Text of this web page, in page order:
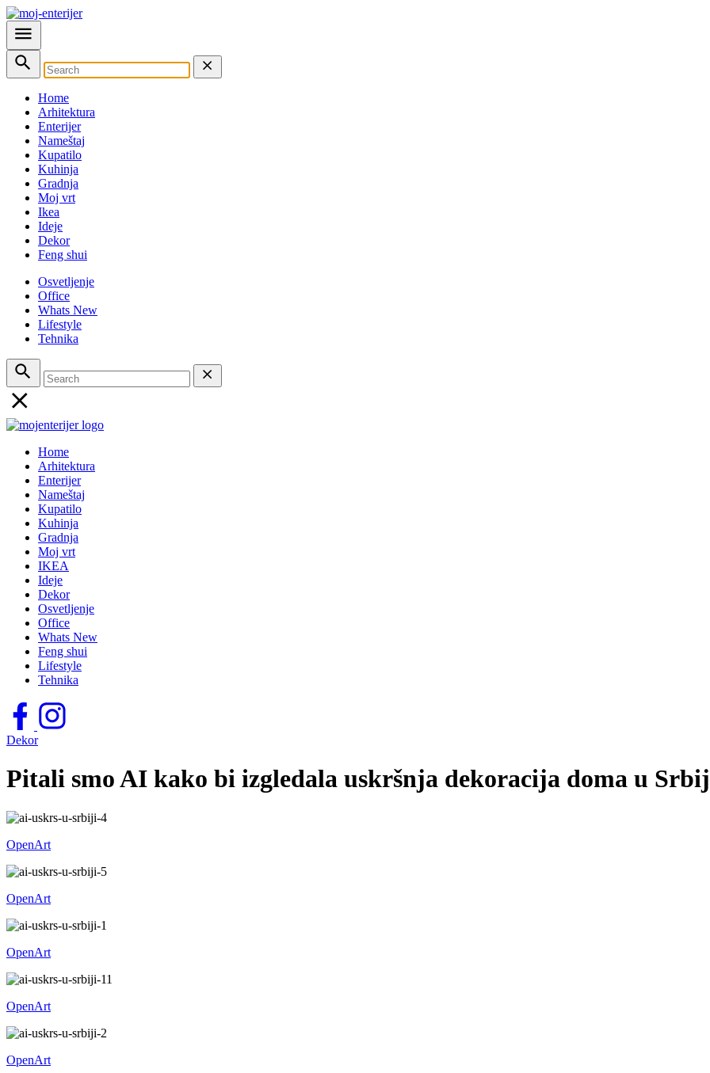
Home
Arhitektura
Enterijer
Nameštaj
Kupatilo
Kuhinja
Gradnja
Moj vrt
Ikea
Ideje
Dekor
Feng shui
Osvetljenje
Office
Whats New
Lifestyle
Tehnika
Home
Arhitektura
Enterijer
Nameštaj
Kupatilo
Kuhinja
Gradnja
Moj vrt
IKEA
Ideje
Dekor
Osvetljenje
Office
Whats New
Feng shui
Lifestyle
Tehnika
Dekor
Pitali smo AI kako bi izgledala uskršnja dekoracija doma u
OpenArt
OpenArt
OpenArt
OpenArt
OpenArt